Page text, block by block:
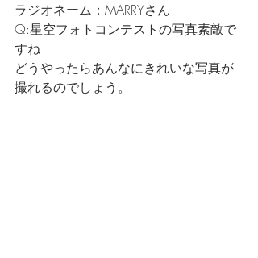
ラジオネーム：MARRYさん
Q:星空フォトコンテストの写真素敵で
すね
どうやったらあんなにきれいな写真が
撮れるのでしょう。